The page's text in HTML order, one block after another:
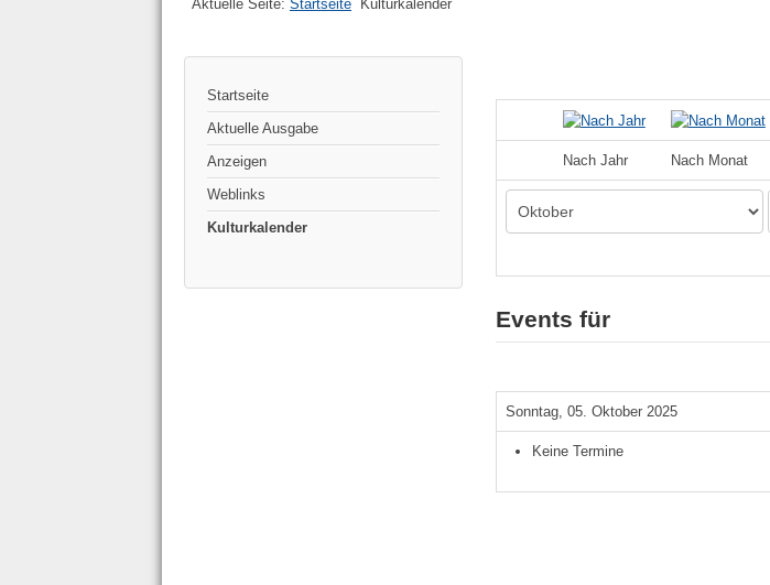
Aktuelle Seite: Startseite Kulturkalender
Startseite
Aktuelle Ausgabe
Anzeigen
Weblinks
Kulturkalender
Nach Jahr Nach Monat
Events für
Sonntag, 05. Oktober 2025
Keine Termine